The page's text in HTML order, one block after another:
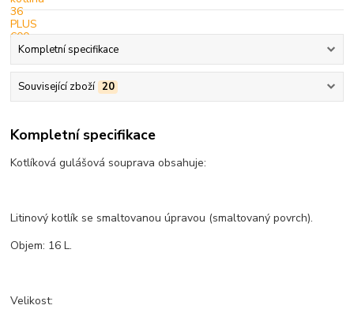
Kompletní specifikace
Související zboží 20
Kompletní specifikace
Kotlíková gulášová souprava obsahuje:
Litinový kotlík se smaltovanou úpravou (smaltovaný povrch).
Objem: 16 L.
Velikost: